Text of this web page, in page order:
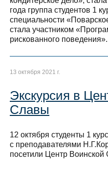
года группа студентов 1
специальности
стала участником
рискованного
13 октября 2021 г.
Экскурсия в
Славы
12 октября студенты 1
с преподавателями
посетили Центр